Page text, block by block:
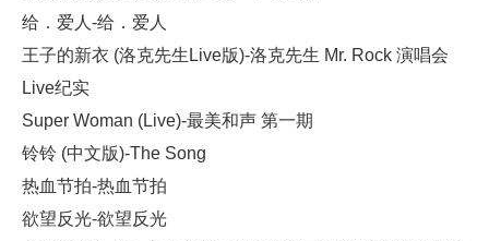
给．爱人-给．爱人
王子的新衣 (洛克先生Live版)-洛克先生 Mr. Rock 演唱会
Live纪实
Super Woman (Live)-最美和声 第一期
铃铃 (中文版)-The Song
热血节拍-热血节拍
欲望反光-欲望反光